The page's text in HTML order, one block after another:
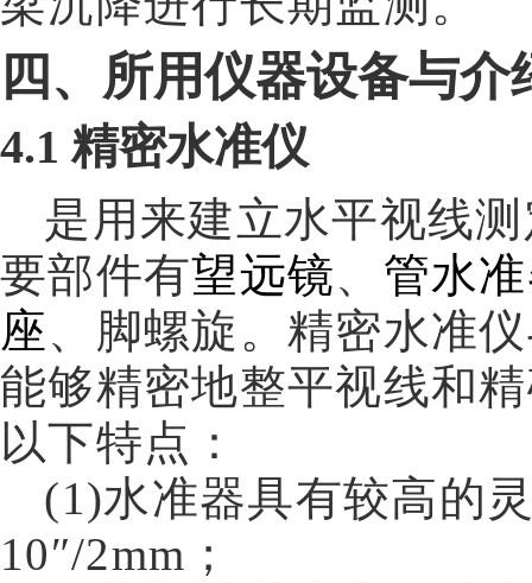
四、所用仪器设备与介
4.1 精密水准仪
是用来建立水平视线
要部件有望远镜、 管水
座、脚螺旋。精密水准
能够精密地整平视线和
以下特点：
(1)水准器具有较高的
10″/2mm ；